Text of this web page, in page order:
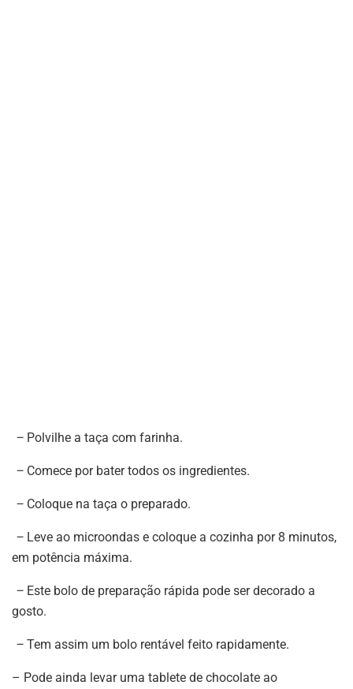
– Polvilhe a taça com farinha.
– Comece por bater todos os ingredientes.
– Coloque na taça o preparado.
– Leve ao microondas e coloque a cozinha por 8 minutos,
em potência máxima.
– Este bolo de preparação rápida pode ser decorado a
gosto.
– Tem assim um bolo rentável feito rapidamente.
– Pode ainda levar uma tablete de chocolate ao